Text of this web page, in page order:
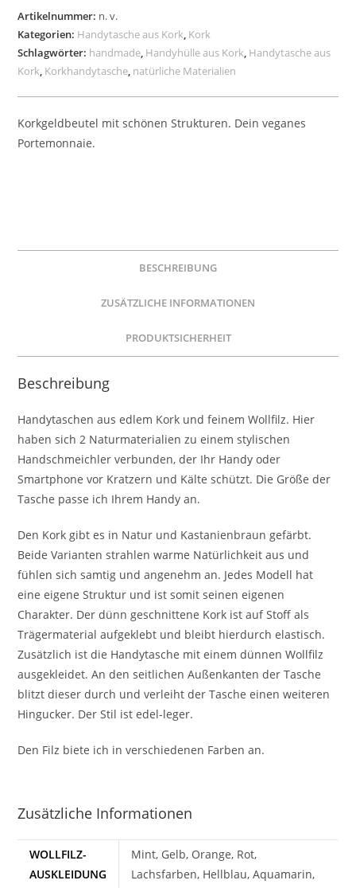
2erlei
Kork
ohne
Lasche
Artikelnummer: n. v.
Kategorien: Handytasche aus Kork, Kork
Schlagwörter: handmade, Handyhülle aus Kork, Handytasche aus
Kork, Korkhandytasche, natürliche Materialien
Korkgeldbeutel mit schönen Strukturen. Dein veganes
Portemonnaie.
BESCHREIBUNG
ZUSÄTZLICHE INFORMATIONEN
PRODUKTSICHERHEIT
Beschreibung
Handytaschen aus edlem Kork und feinem Wollfilz. Hier
haben sich 2 Naturmaterialien zu einem stylischen
Handschmeichler verbunden, der Ihr Handy oder
Smartphone vor Kratzern und Kälte schützt. Die Größe der
Tasche passe ich Ihrem Handy an.
Den Kork gibt es in Natur und Kastanienbraun gefärbt.
Beide Varianten strahlen warme Natürlichkeit aus und
fühlen sich samtig und angenehm an. Jedes Modell hat
eine eigene Struktur und ist somit seinen eigenen
Charakter. Der dünn geschnittene Kork ist auf Stoff als
Trägermaterial aufgeklebt und bleibt hierdurch elastisch.
Zusätzlich ist die Handytasche mit einem dünnen Wollfilz
ausgekleidet. An den seitlichen Außenkanten der Tasche
blitzt dieser durch und verleiht der Tasche einen weiteren
Hingucker. Der Stil ist edel-leger.
Den Filz biete ich in verschiedenen Farben an.
Zusätzliche Informationen
WOLLFILZ-
AUSKLEIDUNG
Mint, Gelb, Orange, Rot,
Lachsfarben, Hellblau, Aquamarin,